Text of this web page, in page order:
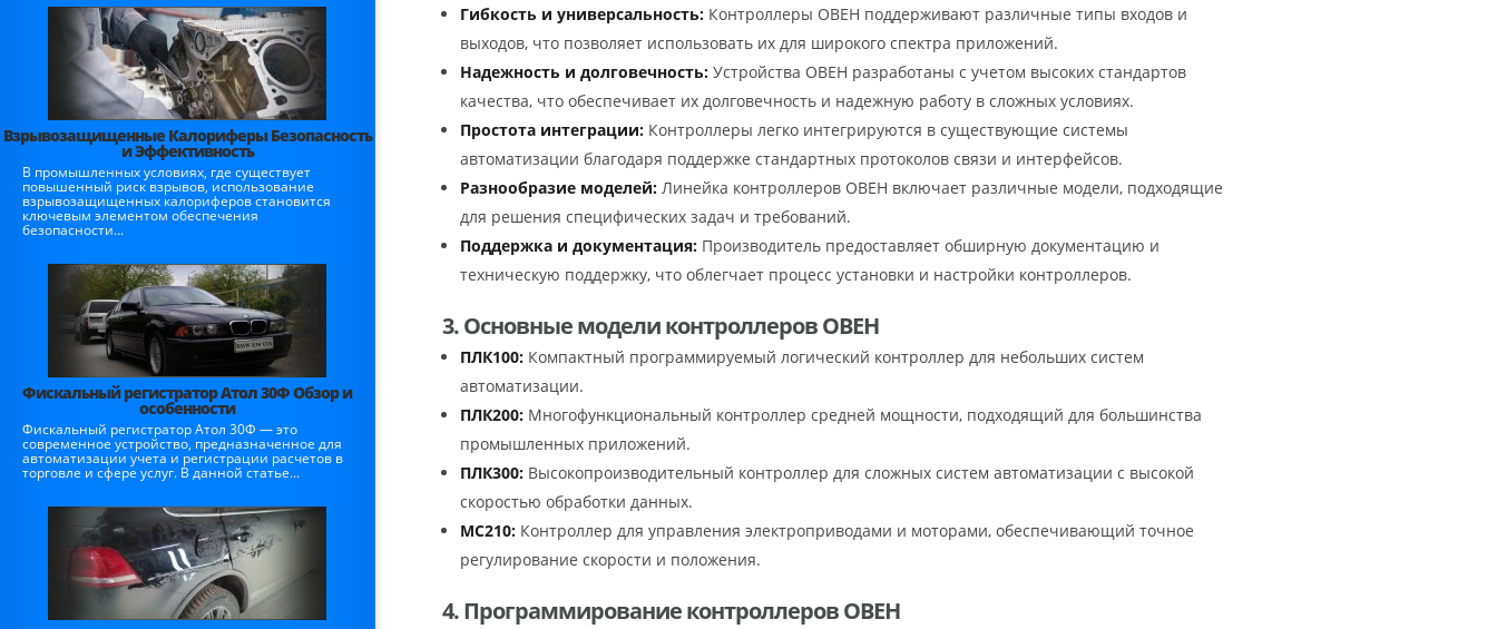
Взрывозащищенные Калориферы Безопасность
и Эффективность
В промышленных условиях, где существует
повышенный риск взрывов, использование
взрывозащищенных калориферов становится
ключевым элементом обеспечения
безопасности...
Фискальный регистратор Атол 30Ф Обзор и
особенности
Фискальный регистратор Атол 30Ф — это
современное устройство, предназначенное для
автоматизации учета и регистрации расчетов в
торговле и сфере услуг. В данной статье...
Гибкость и универсальность: Контроллеры ОВЕН поддерживают различные типы входов и
выходов, что позволяет использовать их для широкого спектра приложений.
Надежность и долговечность: Устройства ОВЕН разработаны с учетом высоких стандартов
качества, что обеспечивает их долговечность и надежную работу в сложных условиях.
Простота интеграции: Контроллеры легко интегрируются в существующие системы
автоматизации благодаря поддержке стандартных протоколов связи и интерфейсов.
Разнообразие моделей: Линейка контроллеров ОВЕН включает различные модели, подходящие
для решения специфических задач и требований.
Поддержка и документация: Производитель предоставляет обширную документацию и
техническую поддержку, что облегчает процесс установки и настройки контроллеров.
3. Основные модели контроллеров ОВЕН
ПЛК100: Компактный программируемый логический контроллер для небольших систем
автоматизации.
ПЛК200: Многофункциональный контроллер средней мощности, подходящий для большинства
промышленных приложений.
ПЛК300: Высокопроизводительный контроллер для сложных систем автоматизации с высокой
скоростью обработки данных.
МС210: Контроллер для управления электроприводами и моторами, обеспечивающий точное
регулирование скорости и положения.
4. Программирование контроллеров ОВЕН